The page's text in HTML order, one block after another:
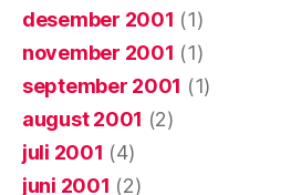
desember 2001 (1)
november 2001 (1)
september 2001 (1)
august 2001 (2)
juli 2001 (4)
juni 2001 (2)